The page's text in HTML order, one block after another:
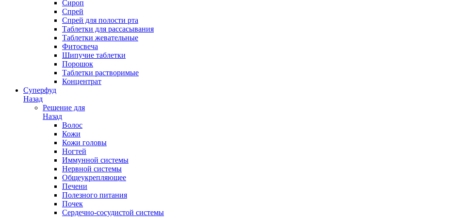
Сироп
Спрей
Спрей для полости рта
Таблетки для рассасывания
Таблетки жевательные
Фитосвеча
Шипучие таблетки
Порошок
Таблетки растворимые
Концентрат
Суперфуд
Назад
Решение для
Назад
Волос
Кожи
Кожи головы
Ногтей
Иммунной системы
Нервной системы
Общеукрепляющее
Печени
Полезного питания
Почек
Сердечно-сосудистой системы